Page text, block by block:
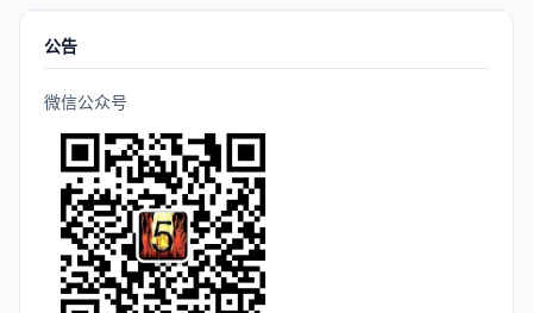
公告
微信公众号